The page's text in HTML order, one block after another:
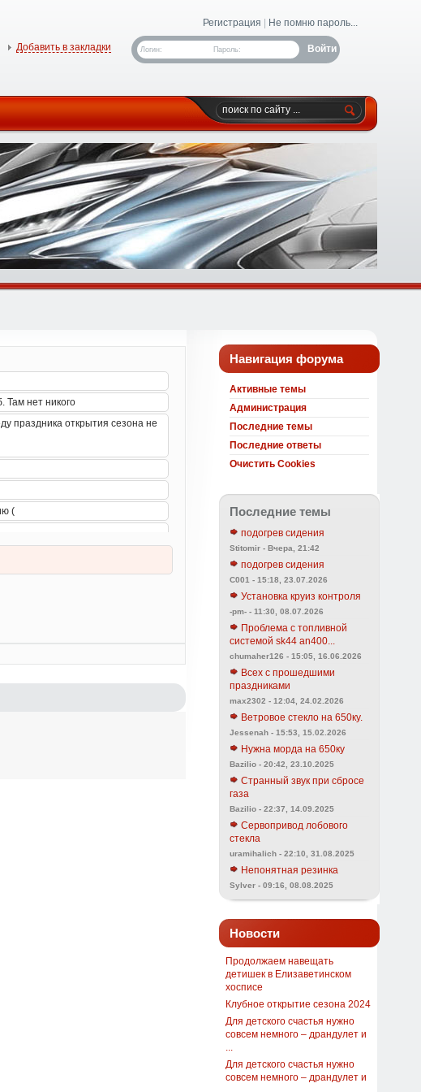
Регистрация Не помню пароль...
Логин: Пароль:
Добавить в закладки
Навигация форума
Активные темы
Администрация
Последние темы
Последние ответы
Очистить Cookies
Последние темы
подогрев сидения
Stitomir - Вчера, 21:42
подогрев сидения
C001 - 15:18, 23.07.2026
Установка круиз контроля
-pm- - 11:30, 08.07.2026
Проблема с топливной
системой sk44 an400...
chumaher126 - 15:05, 16.06.2026
Всех с прошедшими
праздниками
max2302 - 12:04, 24.02.2026
Ветровое стекло на 650ку.
Jessenah - 15:53, 15.02.2026
Нужна морда на 650ку
Bazilio - 20:42, 23.10.2025
Странный звук при сбросе
газа
Bazilio - 22:37, 14.09.2025
Сервопривод лобового
стекла
uramihalich - 22:10, 31.08.2025
Непонятная резинка
Sylver - 09:16, 08.08.2025
Новости
Продолжаем навещать
детишек в Елизаветинском
хосписе
Клубное открытие сезона 2024
Для детского счастья нужно
совсем немного – драндулет и
Для детского счастья нужно
совсем немного – драндулет и